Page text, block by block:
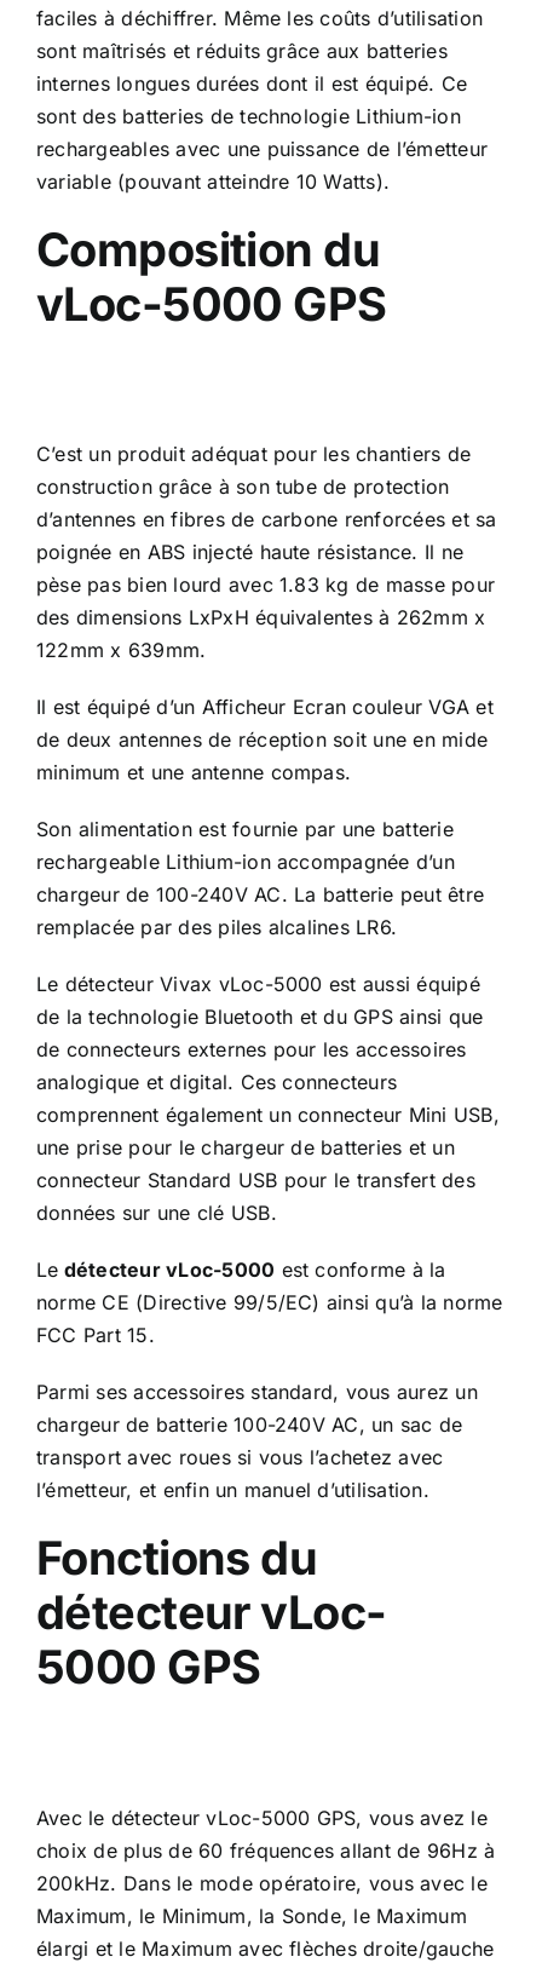
faciles à déchiffrer. Même les coûts d’utilisation
sont maîtrisés et réduits grâce aux batteries
internes longues durées dont il est équipé. Ce
sont des batteries de technologie Lithium-ion
rechargeables avec une puissance de l’émetteur
variable (pouvant atteindre 10 Watts).
Composition du
vLoc-5000 GPS
C’est un produit adéquat pour les chantiers de
construction grâce à son tube de protection
d’antennes en fibres de carbone renforcées et sa
poignée en ABS injecté haute résistance. Il ne
pèse pas bien lourd avec 1.83 kg de masse pour
des dimensions LxPxH équivalentes à 262mm x
122mm x 639mm.
Il est équipé d’un Afficheur Ecran couleur VGA et
de deux antennes de réception soit une en mide
minimum et une antenne compas.
Son alimentation est fournie par une batterie
rechargeable Lithium-ion accompagnée d’un
chargeur de 100-240V AC. La batterie peut être
remplacée par des piles alcalines LR6.
Le détecteur Vivax vLoc-5000 est aussi équipé
de la technologie Bluetooth et du GPS ainsi que
de connecteurs externes pour les accessoires
analogique et digital. Ces connecteurs
comprennent également un connecteur Mini USB,
une prise pour le chargeur de batteries et un
connecteur Standard USB pour le transfert des
données sur une clé USB.
Le détecteur vLoc-5000 est conforme à la
norme CE (Directive 99/5/EC) ainsi qu’à la norme
FCC Part 15.
Parmi ses accessoires standard, vous aurez un
chargeur de batterie 100-240V AC, un sac de
transport avec roues si vous l’achetez avec
l’émetteur, et enfin un manuel d’utilisation.
Fonctions du
détecteur vLoc-
5000 GPS
Avec le détecteur vLoc-5000 GPS, vous avez le
choix de plus de 60 fréquences allant de 96Hz à
200kHz. Dans le mode opératoire, vous avec le
Maximum, le Minimum, la Sonde, le Maximum
élargi et le Maximum avec flèches droite/gauche